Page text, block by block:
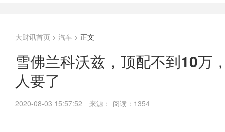
大财讯首页 > 汽车 > 正文
雪佛兰科沃兹，顶配不到10万
人要了
2020-08-03 15:57:52 来源： 阅读：1354